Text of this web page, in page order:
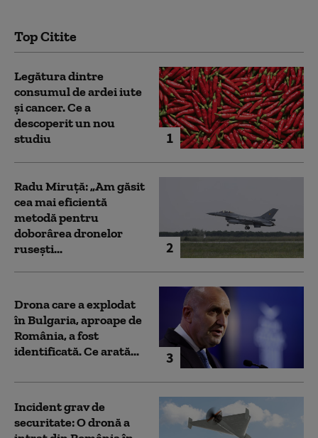
Top Citite
1
Legătura dintre
consumul de ardei iute
și cancer. Ce a
descoperit un nou
studiu
2
Radu Miruță: „Am găsit
cea mai eficientă
metodă pentru
doborârea dronelor
rusești...
3
Drona care a explodat
în Bulgaria, aproape de
România, a fost
identificată. Ce arată...
Incident grav de
securitate: O dronă a